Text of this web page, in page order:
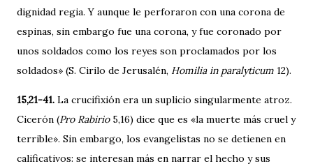
dignidad regia. Y aunque le perforaron con una corona de
espinas, sin embargo fue una corona, y fue coronado por
unos soldados como los reyes son proclamados por los
soldados» (S. Cirilo de Jerusalén, Homilia in paralyticum 12).
15,21-41. La crucifixión era un suplicio singularmente atroz.
Cicerón (Pro Rabirio5,16) dice que es «la muerte más cruel y
terrible». Sin embargo, los evangelistas no se detienen en
calificativos: se interesan más en narrar el hecho y sus